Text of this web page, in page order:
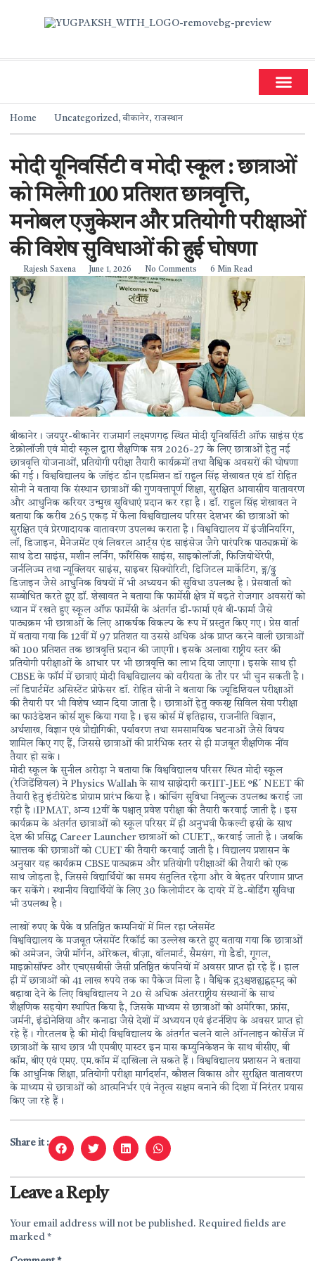
Home Uncategorized, बीकानेर, राजस्थान
मोदी यूनिवर्सिटी व मोदी स्कूल : छात्राओं
को मिलेगी 100 प्रतिशत छात्रवृत्ति,
मनोबल एजुकेशन और प्रतियोगी परीक्षाओं
की विशेष सुविधाओं की हुई घोषणा
Rajesh Saxena June 1, 2026 No Comments 6 Min Read
बीकानेर। जयपुर-बीकानेर राजमार्ग लक्ष्मणगढ़ स्थित मोदी यूनिवर्सिटी ऑफ साइंस एंड
टेक्रोलॉजी एवं मोदी स्कूल द्वारा शैक्षणिक सत्र 2026-27 के लिए छात्राओं हेतु नई
छात्रवृत्ति योजनाओं, प्रतियोगी परीक्षा तैयारी कार्यक्रमों तथा वैश्विक अवसरों की घोषणा
की गई। विश्वविद्यालय के जॉइंट डीन एडमिशन डॉ राहुल सिंह शेखावत एवं डॉ रोहित
सोनी ने बताया कि संस्थान छात्राओं की गुणवत्तापूर्ण शिक्षा, सुरक्षित आवासीय वातावरण
और आधुनिक करियर उन्मुख सुविधाएं प्रदान कर रहा है। डॉ. राहुल सिंह शेखावत ने
बताया कि करीब 265 एकड़ में फैला विश्वविद्यालय परिसर देशभर की छात्राओं को
सुरक्षित एवं प्रेरणादायक वातावरण उपलब्ध कराता है। विश्वविद्यालय में इंजीनियरिंग,
लॉ, डिजाइन, मैनेजमेंट एवं लिवरल आर्ट्स एंड साइंसेज जैगे पारंपरिक पाठ्यक्रमों के
साथ डेटा साइंस, मशीन लर्निंग, फॉरेंसिक साइंस, साइकोलॉजी, फिजियोथेरेपी,
जर्नलिज्म तथा न्यूक्लियर साइंस, साइबर सिक्योरिटी, डिजिटल मार्केटिंग, ङ्ग/ढ्ढ
डिजाइन जैसे आधुनिक विषयों में भी अध्ययन की सुविधा उपलब्ध है। प्रेसवार्ता को
सम्बोधित करते हुए डॉ. शेखावत ने बताया कि फार्मेसी क्षेत्र में बढ़ते रोजगार अवसरों को
ध्यान में रखते हुए स्कूल ऑफ फार्मेसी के अंतर्गत डी-फार्मा एवं बी-फार्मा जैसे
पाठ्यक्रम भी छात्राओं के लिए आकर्षक विकल्प के रूप में प्रस्तुत किए गए। प्रेस वार्ता
में बताया गया कि 12वीं में 97 प्रतिशत या उससे अधिक अंक प्राप्त करने वाली छात्राओं
को 100 प्रतिशत तक छात्रवृत्ति प्रदान की जाएगी। इसके अलावा राष्ट्रीय स्तर की
प्रतियोगी परीक्षाओं के आधार पर भी छात्रवृत्ति का लाभ दिया जाएगा। इसके साथ ही
CBSE के फॉर्म में छात्राएं मोदी विश्वविद्यालय को वरीयता के तौर पर भी चुन सकती है।
लॉ डिपार्टमेंट असिस्टेंट प्रोफेसर डॉ. रोहित सोनी ने बताया कि ज्यूडिशियल परीक्षाओं
की तैयारी पर भी विशेष ध्यान दिया जाता है। छात्राओं हेतु क्कस्ष्ट सिविल सेवा परीक्षा
का फाउंडेशन कोर्स शुरू किया गया है। इस कोर्स में इतिहास, राजनीति विज्ञान,
अर्थशाख, विज्ञान एवं प्रौद्योगिकी, पर्यावरण तथा समसामयिक घटनाओं जैसे विषय
शामिल किए गए हैं, जिससे छात्राओं की प्रारंभिक स्तर से ही मजबूत शैक्षणिक नींव
तैयार हो सके।
मोदी स्कूल के सुनील अरोड़ा ने बताया कि विश्वविद्यालय परिसर स्थित मोदी स्कूल
(रेजिडेंशियल) ने Physics Wallah के साथ साझेदारी करIIT-JEE °ß´ NEET की
तैयारी हेतु इंटीग्रेटेड प्रोग्राम प्रारंभ किया है। कोचिंग सुविधा निशुल्क उपलब्ध कराई जा
रही है।IPMAT, अन्य 12वीं के पश्चात् प्रवेश परीक्षा की तैयारी करवाई जाती है। इस
कार्यक्रम के अंतर्गत छात्राओं को स्कूल परिसर में ही अनुभवी फैकल्टी इसी के साथ
देश की प्रसिद्ध Career Launcher छात्राओं को CUET,, करवाई जाती है। जबकि
स्नाात्तक की छात्राओं को CUET की तैयारी करवाई जाती है। विद्यालय प्रशासन के
अनुसार यह कार्यक्रम CBSE पाठ्यक्रम और प्रतियोगी परीक्षाओं की तैयारी को एक
साथ जोड़ता है, जिससे विद्यार्थियों का समय संतुलित रहेगा और वे बेहतर परिणाम प्राप्त
कर सकेंगे। स्थानीय विद्यार्थियों के लिए 30 किलोमीटर के दायरे में डे-बोर्डिंग सुविधा
भी उपलब्ध है।
लाखों रुपए के पैके व प्रतिष्ठित कम्पनियों में मिल रहा प्लेसमेंट
विश्वविद्यालय के मजबूत प्लेसमेंट रिकॉर्ड का उल्लेख करते हुए बताया गया कि छात्राओं
को अमेजन, जेपी मॉर्गन, ओरेकल, बीज़ा, वॉलमार्ट, सैमसंग, गो डैडी, गूगल,
माइक्रोसॉफ्ट और एचएसबीसी जैसी प्रतिष्ठित कंपनियों में अवसर प्राप्त हो रहे हैं। हाल
ही में छात्राओं को 41 लाख रुपये तक का पैकेज मिला है। वैश्विक द्ग3श्चशह्यह्वह्म्द्ग को
बढ़ावा देने के लिए विश्वविद्यालय ने 20 से अधिक अंतरराष्ट्रीय संस्थानों के साथ
शैक्षणिक सहयोग स्थापित किया है, जिसके माध्यम से छात्राओं को अमेरिका, फ्रांस,
जर्मनी, इंडोनेशिया और कनाडा जैसे देशों में अध्ययन एवं इंटर्नशिप के अवसर प्राप्त हो
रहे हैं। गौरतलब है की मोदी विश्वविद्यालय के अंतर्गत चलने वाले ऑनलाइन कोर्सेज में
छात्राओं के साथ छात्र भी एमबीए मास्टर इन मास कम्युनिकेशन के साथ बीसीए, बी
कॉम, बीए एवं एमए. एम.कॉम में दाखिला ले सकते हैं। विश्वविद्यालय प्रशासन ने बताया
कि आधुनिक शिक्षा, प्रतियोगी परीक्षा मार्गदर्शन, कौशल विकास और सुरक्षित वातावरण
के माध्यम से छात्राओं को आत्मनिर्भर एवं नेतृत्व सक्षम बनाने की दिशा में निरंतर प्रयास
किए जा रहे हैं।
Share it :
Leave a Reply
Your email address will not be published. Required fields are
marked *